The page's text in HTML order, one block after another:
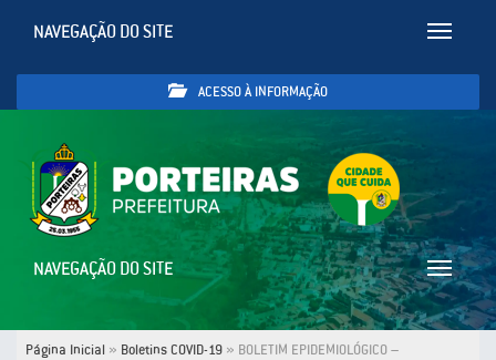
Toggle
NAVEGAÇÃO DO SITE
ACESSO À INFORMAÇÃO
Toggle
NAVEGAÇÃO DO SITE
Página Inicial » Boletins COVID-19 » BOLETIM EPIDEMIOLÓGICO –